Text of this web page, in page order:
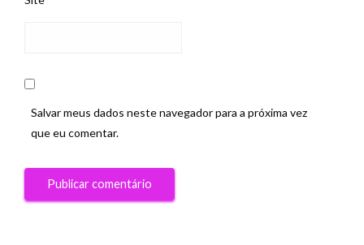
Salvar meus dados neste navegador para a próxima vez
que eu comentar.